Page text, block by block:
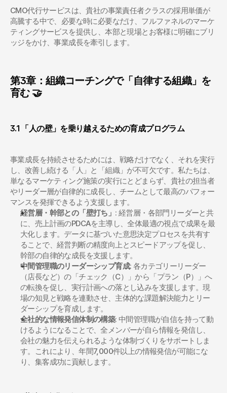
CMO代行サービスは、貴社の事業責任者クラスの採用単価が
高騰する中で、必要な時に必要なだけ、フルファネルのマーケ
ティングサービスを提供し、本部と現場とお客様に明確にブリ
ッジをかけ、事業成長を牽引します。
第3章：組織コーチングで「自律する組織」を
育む 🤝
3.1 「人の壁」を乗り越えるための育成プログラム
事業成長を持続させるためには、戦略だけでなく、それを実行
し、改善し続ける「人」と「組織」が不可欠です。私たちは、
単なるマーケティング施策の実行にとどまらず、貴社の担当者
やリーダー層が自律的に成長し、チームとして最高のパフォー
マンスを発揮できるよう支援します。
経営層・幹部との「壁打ち」 : 経営層・各部門リーダーと共
に、売上計画のPDCAを主導し、全体最適の視点で成果を最
大化します。データに基づいた意思決定プロセスを共有す
ることで、経営判断の精度向上とスピードアップを促し、
幹部の自律的な成長を支援します。
中間管理職のリーダーシップ育成: 各カテゴリーリーダー
（店長など）の「チェック（C）」から「プラン（P）」へ
の転換を促し、実行計画への落とし込みを支援します。現
場の知見と戦略を連動させ、主体的な課題解決能力とリー
ダーシップを育成します。
全社的な情報発信体制の構築: 中間管理職が自信を持って動
けるようになることで、全メンバーが自ら情報を発信し、
会社の魅力を伝えられるような体制づくりをサポートしま
す。これにより、年間7,000件以上の情報発信が可能にな
り、集客成功に貢献します。